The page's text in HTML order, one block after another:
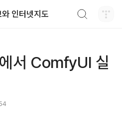
인터넷지도
서 ComfyUI 실